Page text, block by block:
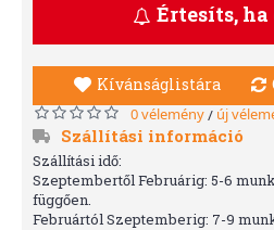
Értesíts,
Kívánságlistára
0 vélemény/ új
Szállítási információ
Szállítási idő:
Szeptembertől Februárig: 5-6
függően.
Februártól Szeptemberig: 7-9